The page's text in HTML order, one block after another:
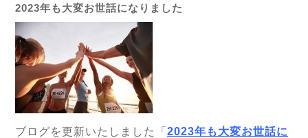
2023年も大変お世話になりました
ブログを更新いたしました「 2023年も大変お世話に